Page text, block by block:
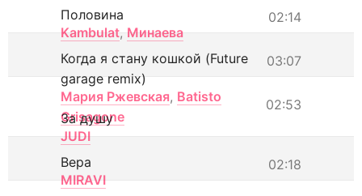
02:14
Половина
Kambulat, Минаева
03:07
Когда я стану кошкой (Future
garage remix)
Мария Ржевская, Batisto
Grisagone
02:53
За душу
JUDI
02:18
Вера
MIRAVI